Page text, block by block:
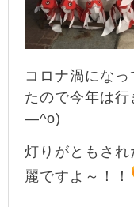
コロナ渦にな
たので今年は
―^o)
灯りがともさ
麗ですよ～！！